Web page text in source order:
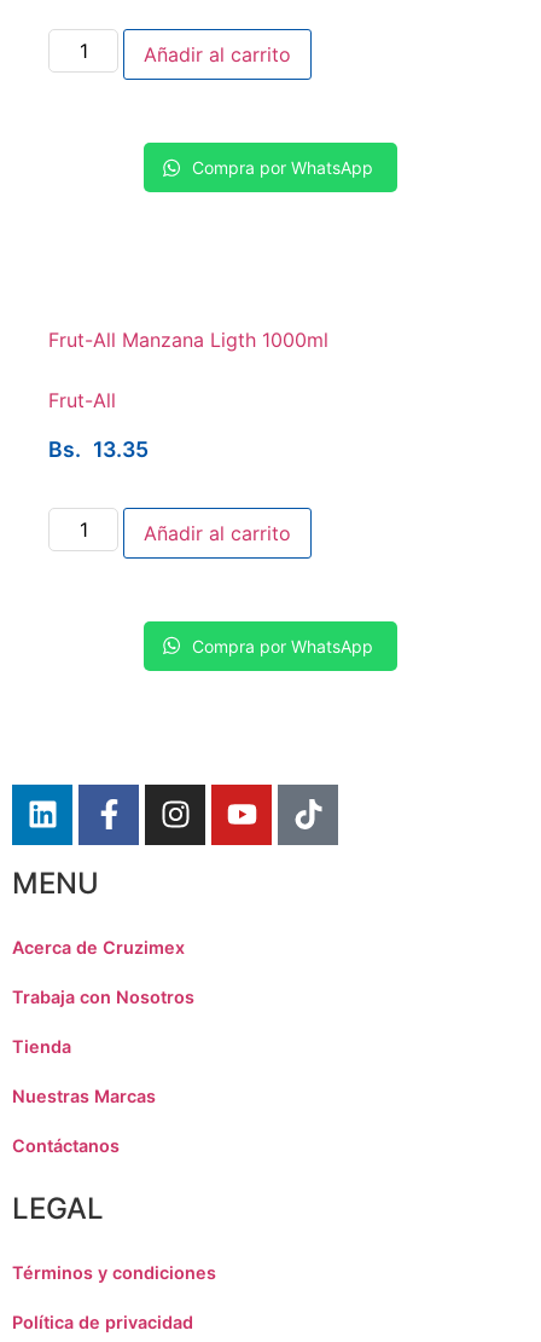
Añadir al carrito
Compra por WhatsApp
Frut-All Manzana Ligth 1000ml
Frut-All
Bs. 13.35
Añadir al carrito
Compra por WhatsApp
MENU
Acerca de Cruzimex
Trabaja con Nosotros
Tienda
Nuestras Marcas
Contáctanos
LEGAL
Términos y condiciones
Política de privacidad